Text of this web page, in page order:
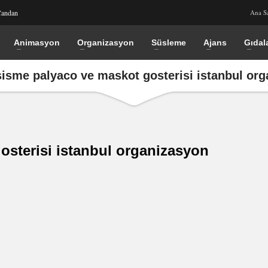
Ana
Animasyon Organizasyon Süsleme Ajans
palyaco ve maskot gosterisi istanbul
istanbul organizasyon